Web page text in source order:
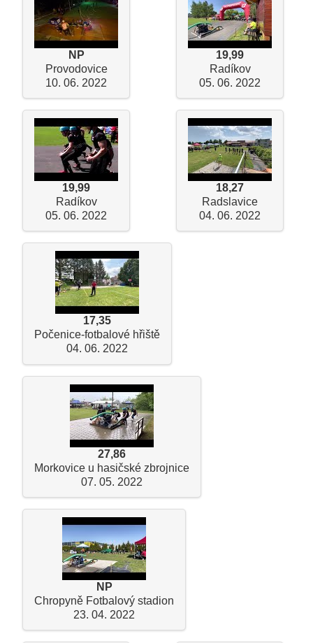
NP
Provodovice
10. 06. 2022
19,99
Radíkov
05. 06. 2022
19,99
Radíkov
05. 06. 2022
18,27
Radslavice
04. 06. 2022
17,35
Počenice-fotbalové hřiště
04. 06. 2022
27,86
Morkovice u hasičské zbrojnice
07. 05. 2022
NP
Chropyně Fotbalový stadion
23. 04. 2022